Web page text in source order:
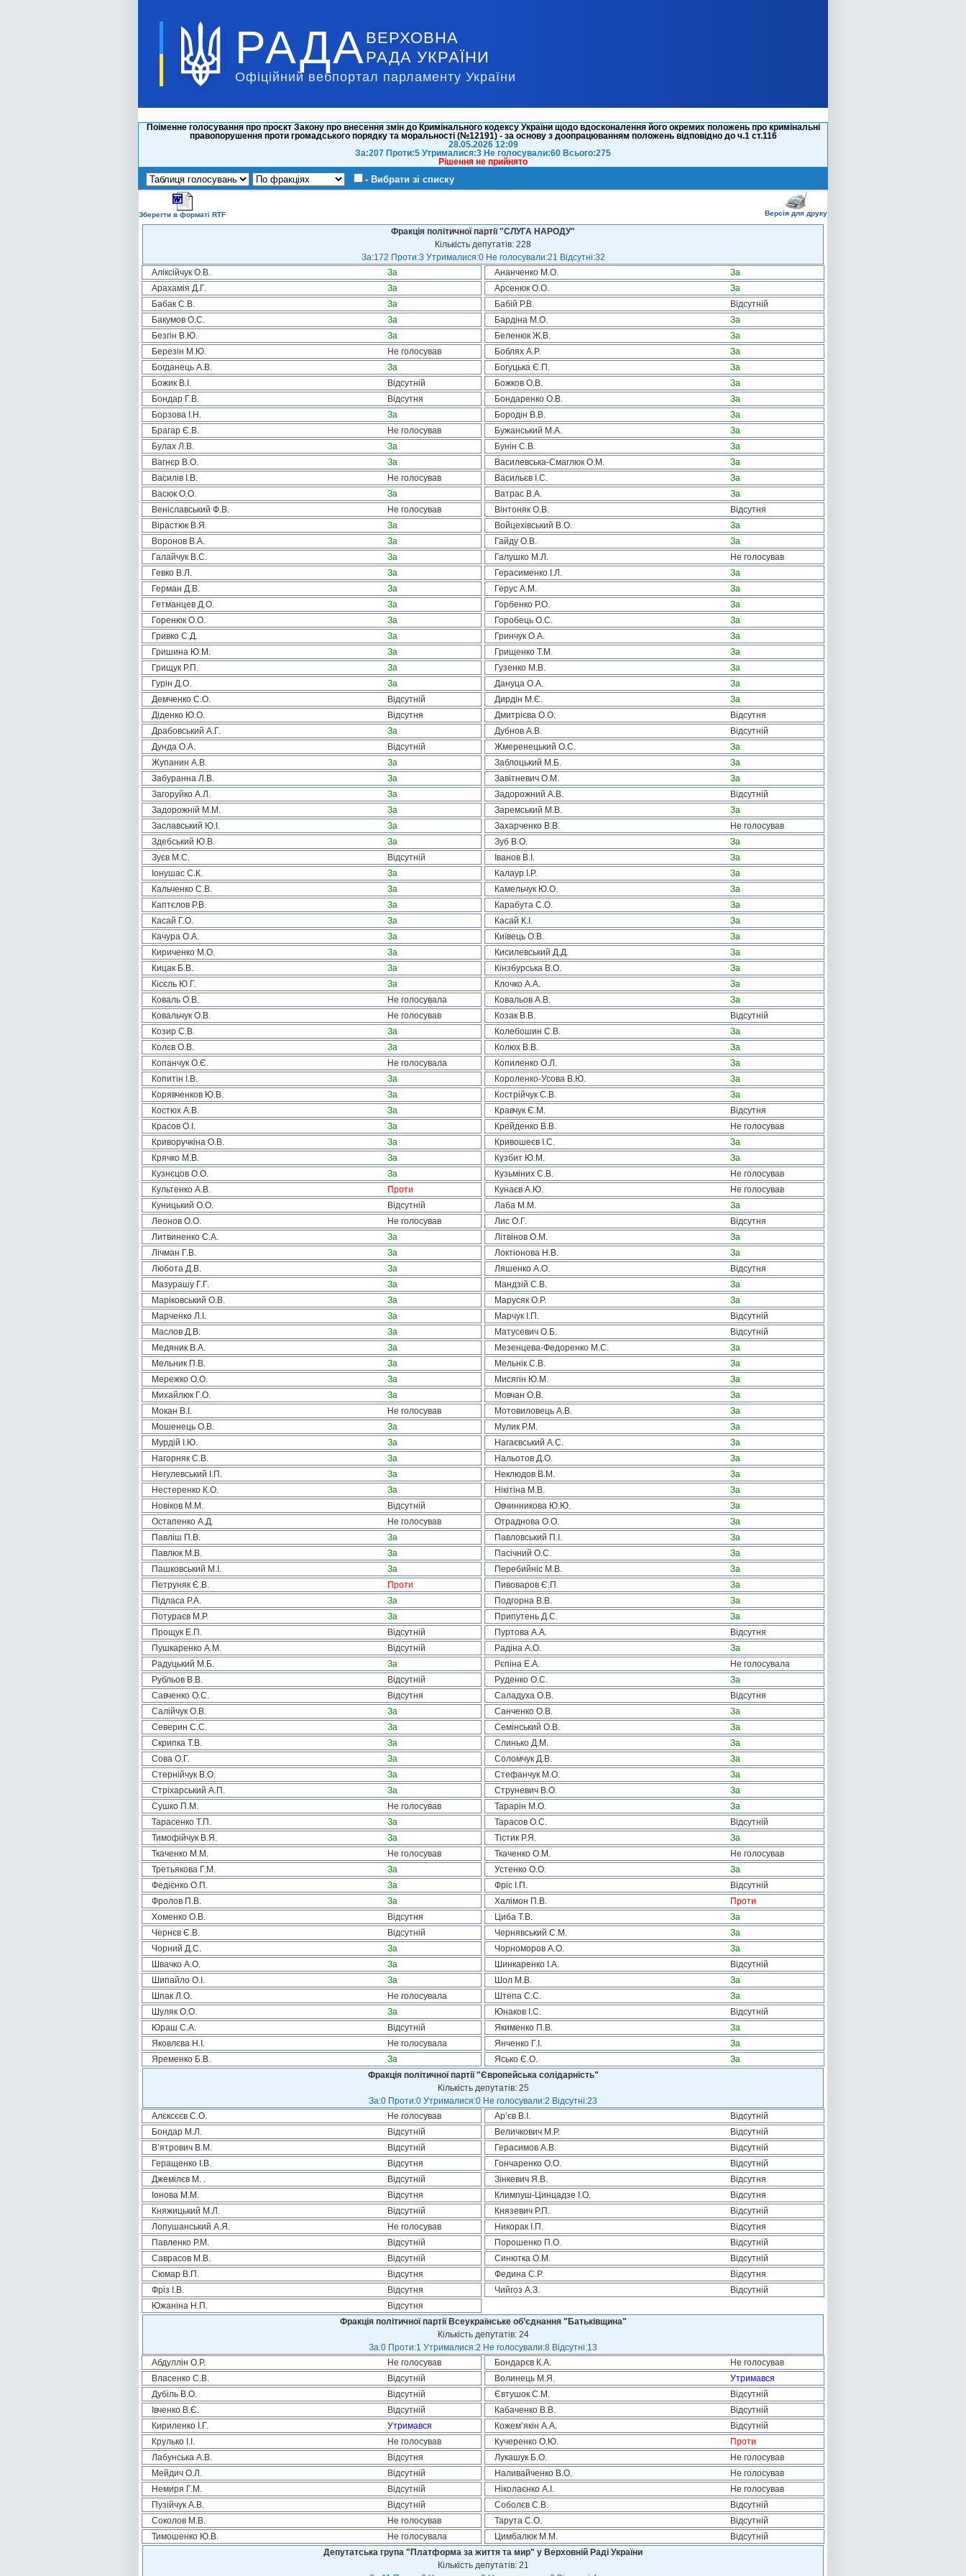
РАДА ВЕРХОВНА
РАДА УКРАЇНИ
Офіційний вебпортал парламенту України
Поіменне голосування про проєкт Закону про внесення змін до Кримінального кодексу України щодо вдосконалення його окремих положень про кримінальні
правопорушення проти громадського порядку та моральності (№12191) - за основу з доопрацюванням положень відповідно до ч.1 ст.116
28.05.2026 12:09
За:207 Проти:5 Утрималися:3 Не голосували:60 Всього:275
Рішення не прийнято
- Вибрати зі списку
Зберегти в форматі RTF Версія для друку
Фракція політичної партії "СЛУГА НАРОДУ"
Кількість депутатів: 228
За:172 Проти:3 Утрималися:0 Не голосували:21 Відсутні:32
Аліксійчук О.В.
За Ананченко М.О.
За
Арахамія Д.Г.
За Арсенюк О.О.
За
Бабак С.В.
За Бабій Р.В.
Відсутній
Бакумов О.С.
За Бардіна М.О.
За
Безгін В.Ю.
За Беленюк Ж.В.
За
Березін М.Ю.
Не голосував Боблях А.Р.
За
Богданець А.В.
За Богуцька Є.П.
За
Божик В.І.
Відсутній Божков О.В.
За
Бондар Г.В.
Відсутня Бондаренко О.В.
За
Борзова І.Н.
За Бородін В.В.
За
Брагар Є.В.
Не голосував Бужанський М.А.
За
Булах Л.В.
За Бунін С.В.
За
Вагнєр В.О.
За Василевська-Смаглюк О.М.
За
Василів І.В.
Не голосував Васильєв І.С.
За
Васюк О.О.
За Ватрас В.А.
За
Веніславський Ф.В.
Не голосував Вінтоняк О.В.
Відсутня
Вірастюк В.Я.
За Войцехівський В.О.
За
Воронов В.А.
За Гайду О.В.
За
Галайчук В.С.
За Галушко М.Л.
Не голосував
Гевко В.Л.
За Герасименко І.Л.
За
Герман Д.В.
За Герус А.М.
За
Гетманцев Д.О.
За Горбенко Р.О.
За
Горенюк О.О.
За Горобець О.С.
За
Гривко С.Д.
За Гринчук О.А.
За
Гришина Ю.М.
За Грищенко Т.М.
За
Грищук Р.П.
За Гузенко М.В.
За
Гурін Д.О.
За Дануца О.А.
За
Демченко С.О.
Відсутній Дирдін М.Є.
За
Діденко Ю.О.
Відсутня Дмитрієва О.О.
Відсутня
Драбовський А.Г.
За Дубнов А.В.
Відсутній
Дунда О.А.
Відсутній Жмеренецький О.С.
За
Жупанин А.В.
За Заблоцький М.Б.
За
Забуранна Л.В.
За Завітневич О.М.
За
Загоруйко А.Л.
За Задорожний А.В.
Відсутній
Задорожній М.М.
За Заремський М.В.
За
Заславський Ю.І.
За Захарченко В.В.
Не голосував
Здебський Ю.В.
За Зуб В.О.
За
Зуєв М.С.
Відсутній Іванов В.І.
За
Іонушас С.К.
За Калаур І.Р.
За
Кальченко С.В.
За Камельчук Ю.О.
За
Каптєлов Р.В.
За Карабута С.О.
За
Касай Г.О.
За Касай К.І.
За
Качура О.А.
За Київець О.В.
За
Кириченко М.О.
За Кисилевський Д.Д.
За
Кицак Б.В.
За Кінзбурська В.О.
За
Кісєль Ю.Г.
За Клочко А.А.
За
Коваль О.В.
Не голосувала Ковальов А.В.
За
Ковальчук О.В.
Не голосував Козак В.В.
Відсутній
Козир С.В.
За Колебошин С.В.
За
Колєв О.В.
За Колюх В.В.
За
Копанчук О.Є.
Не голосувала Копиленко О.Л.
За
Копитін І.В.
За Короленко-Усова В.Ю.
За
Корявченков Ю.В.
За Кострійчук С.В.
За
Костюх А.В.
За Кравчук Є.М.
Відсутня
Красов О.І.
За Крейденко В.В.
Не голосував
Криворучкіна О.В.
За Кривошеєв І.С.
За
Крячко М.В.
За Кузбит Ю.М.
За
Кузнєцов О.О.
За Кузьміних С.В.
Не голосував
Культенко А.В.
Проти Кунаєв А.Ю.
Не голосував
Куницький О.О.
Відсутній Лаба М.М.
За
Леонов О.О.
Не голосував Лис О.Г.
Відсутня
Литвиненко С.А.
За Літвінов О.М.
За
Лічман Г.В.
За Локтіонова Н.В.
За
Любота Д.В.
За Ляшенко А.О.
Відсутня
Мазурашу Г.Г.
За Мандзій С.В.
За
Маріковський О.В.
За Марусяк О.Р.
За
Марченко Л.І.
За Марчук І.П.
Відсутній
Маслов Д.В.
За Матусевич О.Б.
Відсутній
Медяник В.А.
За Мезенцева-Федоренко М.С.
За
Мельник П.В.
За Мельнік С.В.
За
Мережко О.О.
За Мисягін Ю.М.
За
Михайлюк Г.О.
За Мовчан О.В.
За
Мокан В.І.
Не голосував Мотовиловець А.В.
За
Мошенець О.В.
За Мулик Р.М.
За
Мурдій І.Ю.
За Нагаєвський А.С.
За
Нагорняк С.В.
За Нальотов Д.О.
За
Негулевський І.П.
За Неклюдов В.М.
За
Нестеренко К.О.
За Нікітіна М.В.
За
Новіков М.М.
Відсутній Овчинникова Ю.Ю.
За
Остапенко А.Д.
Не голосував Отраднова О.О.
За
Павліш П.В.
За Павловський П.І.
За
Павлюк М.В.
За Пасічний О.С.
За
Пашковський М.І.
За Перебийніс М.В.
За
Петруняк Є.В.
Проти Пивоваров Є.П.
За
Підласа Р.А.
За Подгорна В.В.
За
Потураєв М.Р.
За Припутень Д.С.
За
Прощук Е.П.
Відсутній Пуртова А.А.
Відсутня
Пушкаренко А.М.
Відсутній Радіна А.О.
За
Радуцький М.Б.
За Рєпіна Е.А.
Не голосувала
Рубльов В.В.
Відсутній Руденко О.С.
За
Савченко О.С.
Відсутня Саладуха О.В.
Відсутня
Салійчук О.В.
За Санченко О.В.
За
Северин С.С.
За Семінський О.В.
За
Скрипка Т.В.
За Слинько Д.М.
За
Сова О.Г.
За Соломчук Д.В.
За
Стернійчук В.О.
За Стефанчук М.О.
За
Стріхарський А.П.
За Струневич В.О.
За
Сушко П.М.
Не голосував Тарарін М.О.
За
Тарасенко Т.П.
За Тарасов О.С.
Відсутній
Тимофійчук В.Я.
За Тістик Р.Я.
За
Ткаченко М.М.
Не голосував Ткаченко О.М.
Не голосував
Третьякова Г.М.
За Устенко О.О.
За
Федієнко О.П.
За Фріс І.П.
Відсутній
Фролов П.В.
За Халімон П.В.
Проти
Хоменко О.В.
Відсутня Циба Т.В.
За
Чернєв Є.В.
Відсутній Чернявський С.М.
За
Чорний Д.С.
За Чорноморов А.О.
За
Швачко А.О.
За Шинкаренко І.А.
Відсутній
Шипайло О.І.
За Шол М.В.
За
Шпак Л.О.
Не голосувала Штепа С.С.
За
Шуляк О.О.
За Юнаков І.С.
Відсутній
Юраш С.А.
Відсутній Якименко П.В.
За
Яковлєва Н.І.
Не голосувала Янченко Г.І.
За
Яременко Б.В.
За Ясько Є.О.
За
Фракція політичної партії "Європейська солідарність"
Кількість депутатів: 25
За:0 Проти:0 Утрималися:0 Не голосували:2 Відсутні:23
Алєксєєв С.О.
Не голосував Ар’єв В.І.
Відсутній
Бондар М.Л.
Відсутній Величкович М.Р.
Відсутній
В’ятрович В.М.
Відсутній Герасимов А.В.
Відсутній
Геращенко І.В.
Відсутня Гончаренко О.О.
Відсутній
Джемілєв М. .
Відсутній Зінкевич Я.В.
Відсутня
Іонова М.М.
Відсутня Климпуш-Цинцадзе І.О.
Відсутня
Княжицький М.Л.
Відсутній Князевич Р.П.
Відсутній
Лопушанський А.Я.
Не голосував Никорак І.П.
Відсутня
Павленко Р.М.
Відсутній Порошенко П.О.
Відсутній
Саврасов М.В.
Відсутній Синютка О.М.
Відсутній
Сюмар В.П.
Відсутня Федина С.Р.
Відсутня
Фріз І.В.
Відсутня Чийгоз А.З.
Відсутній
Южаніна Н.П.
Відсутня
Фракція політичної партії Всеукраїнське об’єднання "Батьківщина"
Кількість депутатів: 24
За:0 Проти:1 Утрималися:2 Не голосували:8 Відсутні:13
Абдуллін О.Р.
Не голосував Бондарєв К.А.
Не голосував
Власенко С.В.
Відсутній Волинець М.Я.
Утримався
Дубіль В.О.
Відсутній Євтушок С.М.
Відсутній
Івченко В.Є.
Відсутній Кабаченко В.В.
Відсутній
Кириленко І.Г.
Утримався Кожем’якін А.А.
Відсутній
Крулько І.І.
Не голосував Кучеренко О.Ю.
Проти
Лабунська А.В.
Відсутня Лукашук Б.О.
Не голосував
Мейдич О.Л.
Відсутній Наливайченко В.О.
Не голосував
Немиря Г.М.
Відсутній Ніколаєнко А.І.
Не голосував
Пузійчук А.В.
Відсутній Соболєв С.В.
Відсутній
Соколов М.В.
Не голосував Тарута С.О.
Відсутній
Тимошенко Ю.В.
Не голосувала Цимбалюк М.М.
Відсутній
Депутатська група "Платформа за життя та мир" у Верховній Раді України
Кількість депутатів: 21